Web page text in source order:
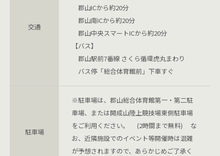
交通
郡山ICから約20分
郡山南ICから約20分
郡山中央スマートICから約20分
【バス】
郡山駅前7番線 さくら循環虎丸まわり
バス停「総合体育館前」下車すぐ
駐車場
※駐車場は、郡山総合体育館第一・第二駐
車場、または開成山陸上競技場東側駐車場
をご利用ください。 (2時間まで無料) な
お、近隣施設でのイベント等開催時は混雑
が予想されますので、あらかじめご了承く